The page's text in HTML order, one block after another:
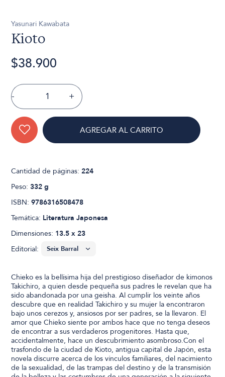
Yasunari Kawabata
Kioto
$38.900
- +
AGREGAR AL CARRITO
Cantidad de páginas:224
Peso:332 g
ISBN:9786316508478
Temática: Literatura Japonesa
Dimensiones: 13.5 x 23
Editorial:
Chieko es la bellísima hija del prestigioso diseñador de kimonos
Takichiro, a quien desde pequeña sus padres le revelan que ha
sido abandonada por una geisha. Al cumplir los veinte años
descubre que en realidad Takichiro y su mujer la encontraron
bajo unos cerezos y, ansiosos por ser padres, se la llevaron. El
amor que Chieko siente por ambos hace que no tenga deseos
de encontrar a sus verdaderos progenitores. Hasta que,
accidentalmente, hace un descubrimiento asombroso.Con el
trasfondo de la ciudad de Kioto, antigua capital de Japón, esta
novela discurre acerca de los vínculos familiares, del nacimiento
de la sexualidad, de las trampas del destino y de la transmisión